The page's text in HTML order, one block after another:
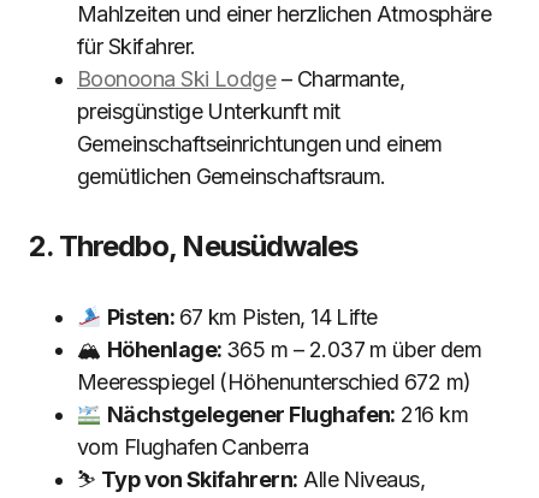
Mahlzeiten und einer herzlichen Atmosphäre
für Skifahrer.
Boonoona Ski Lodge– Charmante,
preisgünstige Unterkunft mit
Gemeinschaftseinrichtungen und einem
gemütlichen Gemeinschaftsraum.
2. Thredbo, Neusüdwales
Pisten: 67 km Pisten, 14 Lifte
🏔 Höhenlage: 365 m – 2.037 m über dem
Meeresspiegel (Höhenunterschied 672 m)
Nächstgelegener Flughafen: 216 km
vom Flughafen Canberra
⛷ Typ von Skifahrern: Alle Niveaus,